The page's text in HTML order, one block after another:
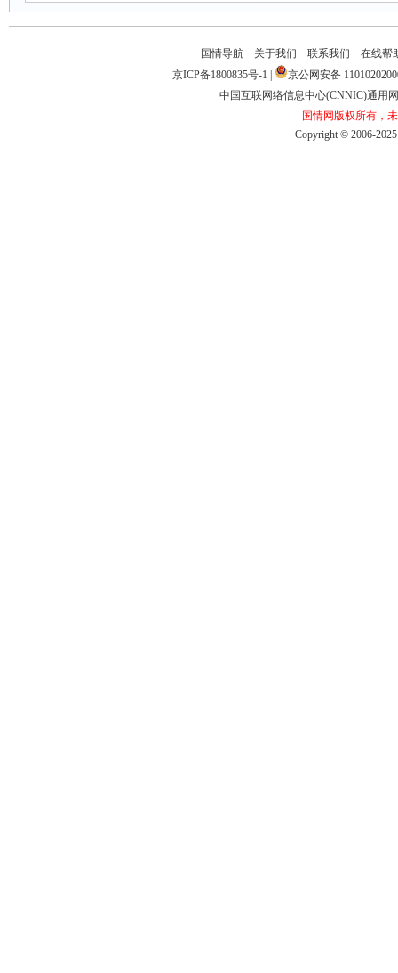
国情导航 关于我们 联系我们
在线帮
京ICP备1800835号-1
京公网安备
中国互联网络信息中心(CNNIC)通用
国情网版权所有，
Copyright©2006-